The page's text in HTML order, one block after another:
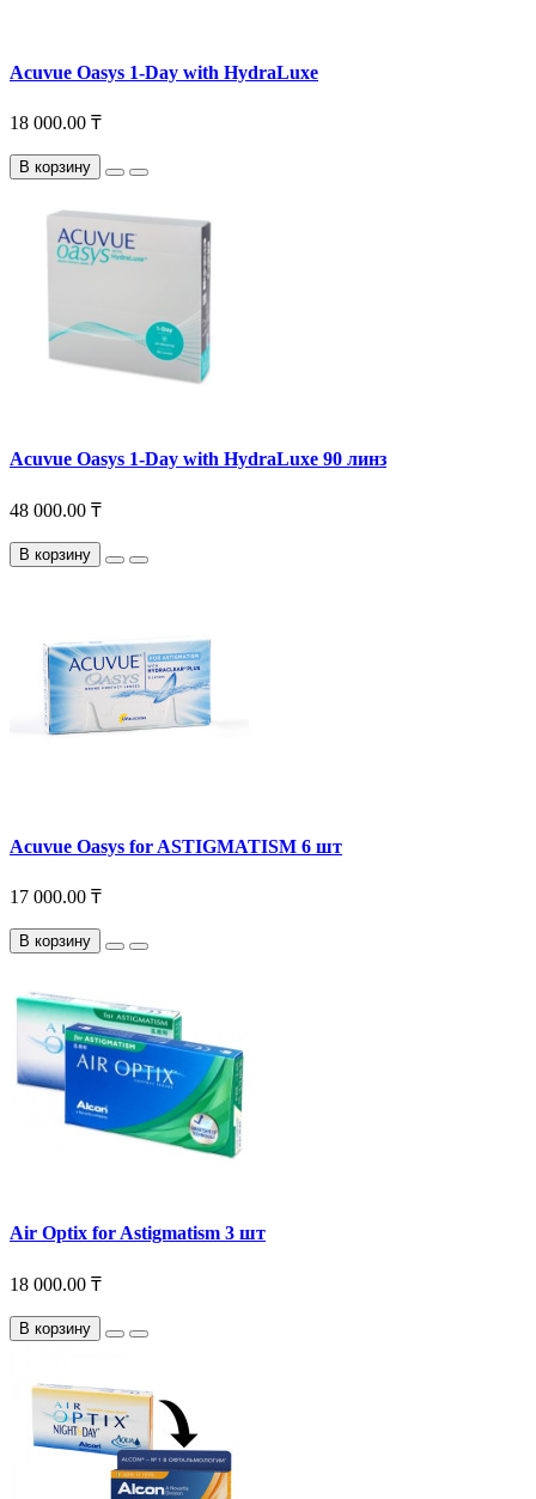
Acuvue Oasys 1-Day with HydraLuxe
18 000.00 ₸
В корзину
Acuvue Oasys 1-Day with HydraLuxe 90 линз
48 000.00 ₸
В корзину
Acuvue Oasys for ASTIGMATISM 6 шт
17 000.00 ₸
В корзину
Air Optix for Astigmatism 3 шт
18 000.00 ₸
В корзину